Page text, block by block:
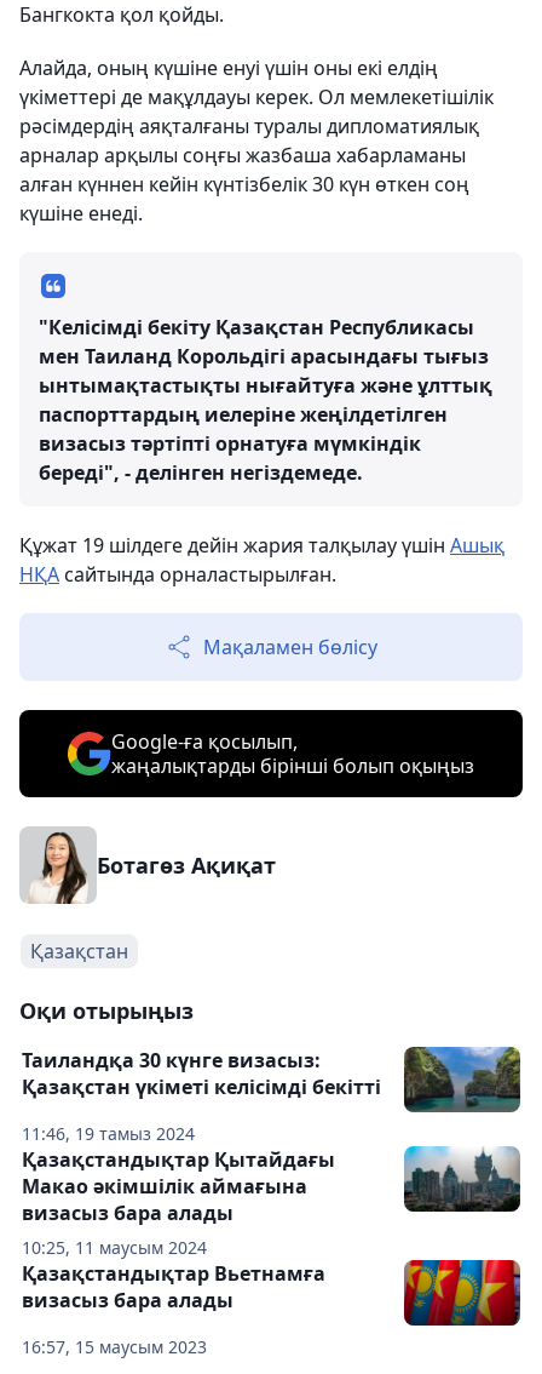
Бангкокта қол қойды.
Алайда, оның күшіне енуі үшін оны екі елдің
үкіметтері де мақұлдауы керек. Ол мемлекетішілік
рәсімдердің аяқталғаны туралы дипломатиялық
арналар арқылы соңғы жазбаша хабарламаны
алған күннен кейін күнтізбелік 30 күн өткен соң
күшіне енеді.
"Келісімді бекіту Қазақстан Республикасы
мен Таиланд Корольдігі арасындағы тығыз
ынтымақтастықты нығайтуға және ұлттық
паспорттардың иелеріне жеңілдетілген
визасыз тәртіпті орнатуға мүмкіндік
береді", - делінген негіздемеде.
Құжат 19 шілдеге дейін жария талқылау үшін Ашық
НҚАсайтында орналастырылған.
Мақаламен бөлісу
Google-ға қосылып,
жаңалықтарды бірінші болып оқыңыз
Ботагөз Ақиқат
Қазақстан
Оқи отырыңыз
11:46, 19 тамыз 2024
Таиландқа 30 күнге визасыз:
Қазақстан үкіметі келісімді бекітті
10:25, 11 маусым 2024
Қазақстандықтар Қытайдағы
Макао әкімшілік аймағына
визасыз бара алады
16:57, 15 маусым 2023
Қазақстандықтар Вьетнамға
визасыз бара алады